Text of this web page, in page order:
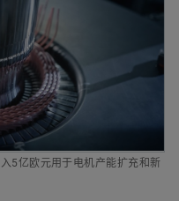
团
Order now
5亿欧元用于电机产能扩充和新